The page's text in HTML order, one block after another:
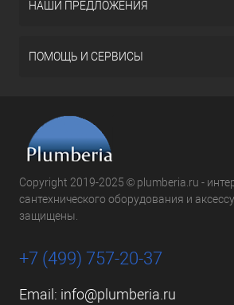
НАШИ ПРЕДЛОЖЕНИЯ
ПОМОЩЬ И СЕРВИСЫ
Copyright 2019-2025 © plumberia.ru -
сантехнического оборудования и
защищены.
+7 (499) 757-20-37
Email: info@plumberia.ru